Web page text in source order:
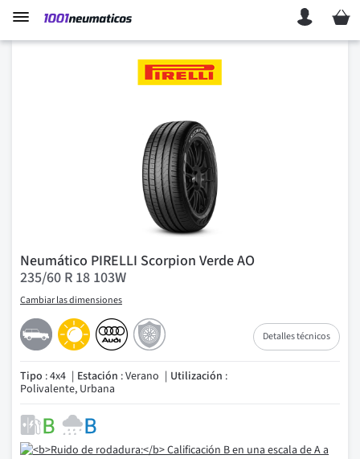
Mi
Neumático PIRELLI Scorpion Verde AO
235/60 R 18 103W
Cambiar las dimensiones
Detalles técnicos
Tipo : 4x4 Estación : Verano Utilización :
Polivalente, Urbana